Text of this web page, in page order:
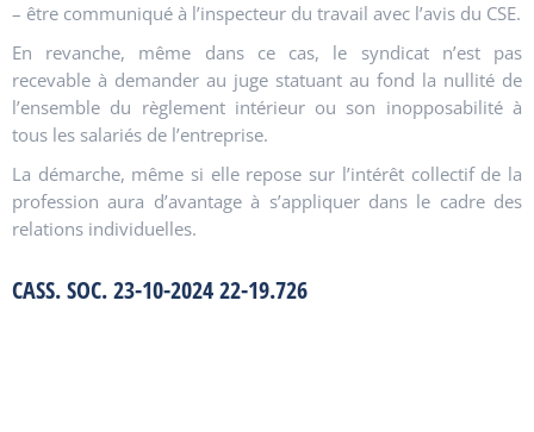
– être communiqué à l’inspecteur du travail avec l’avis du CSE.
En revanche, même dans ce cas, le syndicat n’est pas
recevable à demander au juge statuant au fond la nullité de
l’ensemble du règlement intérieur ou son inopposabilité à
tous les salariés de l’entreprise.
La démarche, même si elle repose sur l’intérêt collectif de la
profession aura d’avantage à s’appliquer dans le cadre des
relations individuelles.
CASS. SOC. 23-10-2024 22-19.726